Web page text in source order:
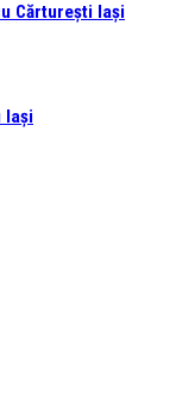
Cărturești Iași
Iași